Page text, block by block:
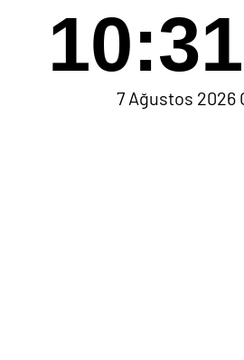
7 Ağustos 2026